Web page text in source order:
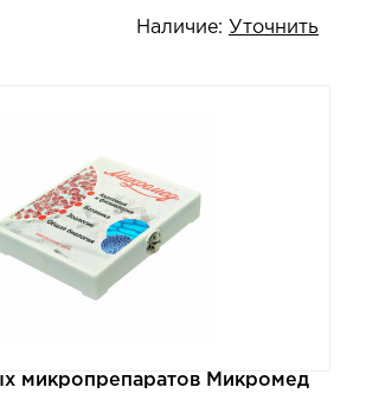
Наличие: Уточнить
микропрепаратов Микромед